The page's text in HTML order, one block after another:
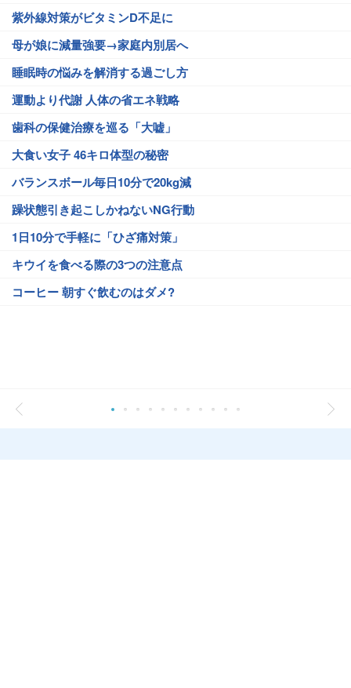
紫外線対策がビタミンD不足に
母が娘に減量強要→家庭内別居へ
睡眠時の悩みを解消する過ごし方
運動より代謝 人体の省エネ戦略
歯科の保健治療を巡る「大嘘」
大食い女子 46キロ体型の秘密
バランスボール毎日10分で20kg減
躁状態引き起こしかねないNG行動
1日10分で手軽に「ひざ痛対策」
キウイを食べる際の3つの注意点
コーヒー 朝すぐ飲むのはダメ?